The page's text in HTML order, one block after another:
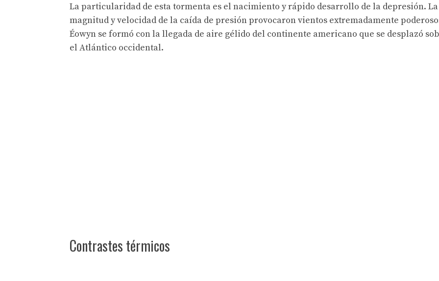
La particularidad de esta tormenta es el nacimiento y rápido desarrollo de la depresión. La
magnitud y velocidad de la caída de presión provocaron vientos extremadamente
Éowyn se formó con la llegada de aire gélido del continente americano que se desplazó
el Atlántico occidental.
Contrastes térmicos